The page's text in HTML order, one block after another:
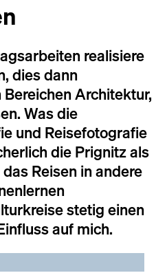
realisiere
dies dann
Architektur,
Was die
und Reisefotografie
die Prignitz als
Reisen in andere
stetig einen
auf mich.